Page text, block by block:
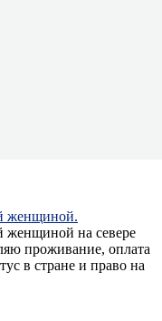
женщиной.
на севере
проживание, оплата
в стране и право на